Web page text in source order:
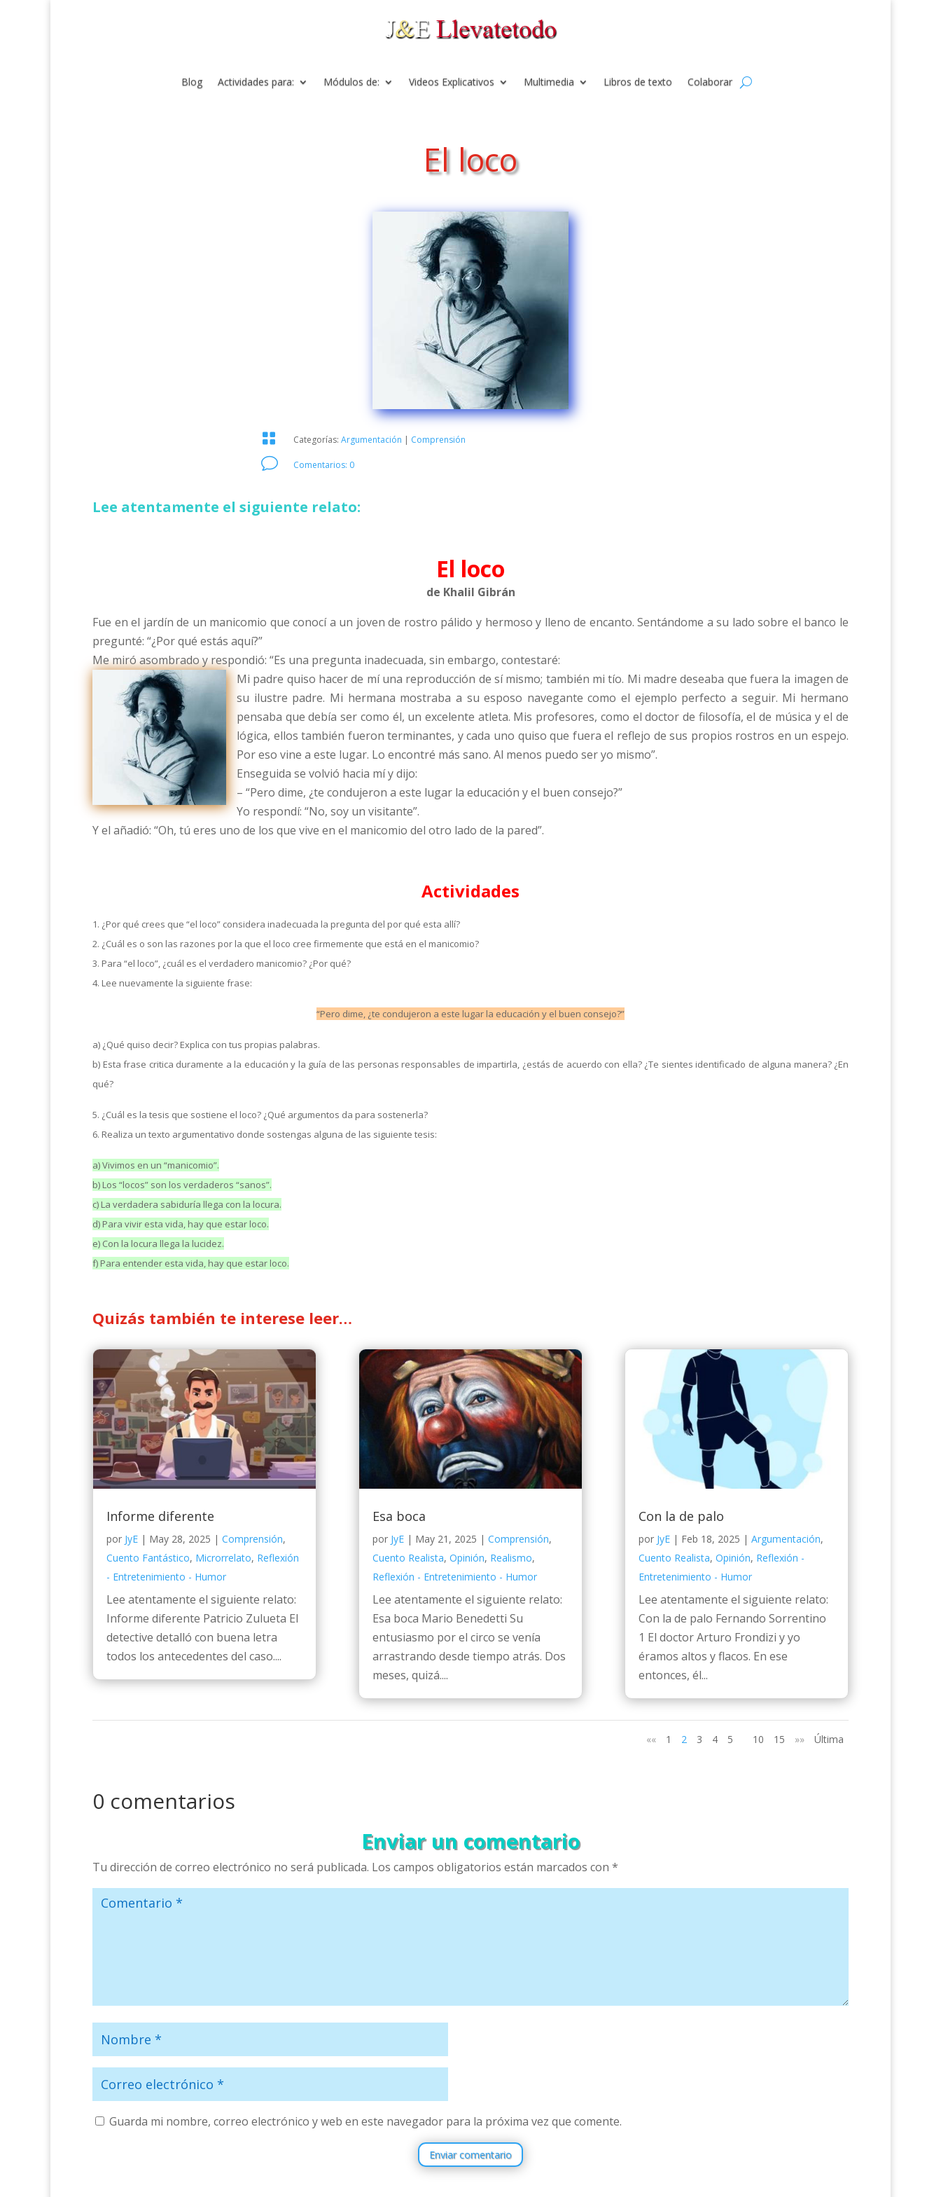
Blog Actividades para: Módulos de: Videos Explicativos Multimedia Libros de texto Colaborar
El loco
 Categorías: Argumentación | Comprensión
v Comentarios: 0
Lee atentamente el siguiente relato:
El loco
de Khalil Gibrán
Fue en el jardín de un manicomio que conocí a un joven de rostro pálido y hermoso y lleno de encanto. Sentándome a su lado sobre el banco le
pregunté: “¿Por qué estás aquí?”
Me miró asombrado y respondió: “Es una pregunta inadecuada, sin embargo, contestaré:
Mi padre quiso hacer de mí una reproducción de sí mismo; también mi tío. Mi madre deseaba que fuera la imagen de
su ilustre padre. Mi hermana mostraba a su esposo navegante como el ejemplo perfecto a seguir. Mi hermano
pensaba que debía ser como él, un excelente atleta. Mis profesores, como el doctor de filosofía, el de música y el de
lógica, ellos también fueron terminantes, y cada uno quiso que fuera el reflejo de sus propios rostros en un espejo.
Por eso vine a este lugar. Lo encontré más sano. Al menos puedo ser yo mismo”.
Enseguida se volvió hacia mí y dijo:
– “Pero dime, ¿te condujeron a este lugar la educación y el buen consejo?”
Yo respondí: “No, soy un visitante”.
Y el añadió: “Oh, tú eres uno de los que vive en el manicomio del otro lado de la pared”.
Actividades
1. ¿Por qué crees que “el loco” considera inadecuada la pregunta del por qué esta allí?
2. ¿Cuál es o son las razones por la que el loco cree firmemente que está en el manicomio?
3. Para “el loco”, ¿cuál es el verdadero manicomio? ¿Por qué?
4. Lee nuevamente la siguiente frase:
“Pero dime, ¿te condujeron a este lugar la educación y el buen consejo?”
a) ¿Qué quiso decir? Explica con tus propias palabras.
b) Esta frase critica duramente a la educación y la guía de las personas responsables de impartirla, ¿estás de acuerdo con ella? ¿Te sientes identificado de alguna manera? ¿En
qué?
5. ¿Cuál es la tesis que sostiene el loco? ¿Qué argumentos da para sostenerla?
6. Realiza un texto argumentativo donde sostengas alguna de las siguiente tesis:
a) Vivimos en un “manicomio”.
b) Los “locos” son los verdaderos “sanos”.
c) La verdadera sabiduría llega con la locura.
d) Para vivir esta vida, hay que estar loco.
e) Con la locura llega la lucidez.
f) Para entender esta vida, hay que estar loco.
Quizás también te interese leer…
Informe diferente
por JyE | May 28, 2025 | Comprensión,
Cuento Fantástico, Microrrelato, Reflexión
- Entretenimiento - Humor
Lee atentamente el siguiente relato:
Informe diferente Patricio Zulueta El
detective detalló con buena letra
todos los antecedentes del caso....
Esa boca
por JyE| May 21, 2025 | Comprensión,
Cuento Realista, Opinión, Realismo,
Reflexión - Entretenimiento - Humor
Lee atentamente el siguiente relato:
Esa boca Mario Benedetti Su
entusiasmo por el circo se venía
arrastrando desde tiempo atrás. Dos
meses, quizá....
Con la de palo
por JyE| Feb 18, 2025 | Argumentación,
Cuento Realista, Opinión, Reflexión -
Entretenimiento - Humor
Lee atentamente el siguiente relato:
Con la de palo Fernando Sorrentino
1 El doctor Arturo Frondizi y yo
éramos altos y flacos. En ese
entonces, él...
«« 1 2 3 4 5 10 15 »» Última
0 comentarios
Enviar un comentario
Tu dirección de correo electrónico no será publicada. Los campos obligatorios están marcados con *
Guarda mi nombre, correo electrónico y web en este navegador para la próxima vez que comente.
Enviar comentario